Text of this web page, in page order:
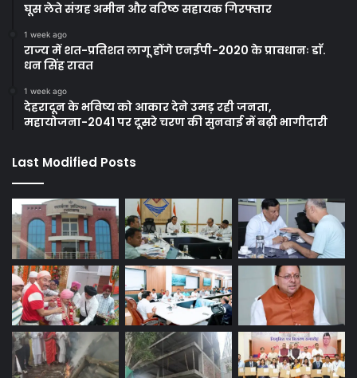
घूस लेते संग्रह अमीन और वरिष्ठ सहायक गिरफ्तार
1 week ago
राज्य में शत-प्रतिशत लागू होंगे एनईपी-2020 के प्रावधानः डाॅ.
धन सिंह रावत
1 week ago
देहरादून के भविष्य को आकार देने उमड़ रही जनता,
महायोजना-2041 पर दूसरे चरण की सुनवाई में बढ़ी भागीदारी
Last Modified Posts